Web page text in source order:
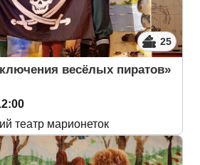
25
весёлых пиратов»
театр марионеток